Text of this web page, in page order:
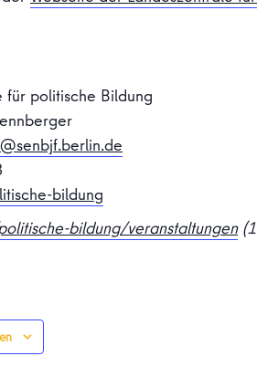
für politische Bildung
bildung
bildung/veranstaltungen